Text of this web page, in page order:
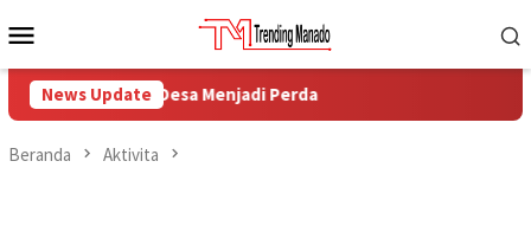
ke
Mobile
News Update
Desa Menjadi Perda
Beranda Aktivita